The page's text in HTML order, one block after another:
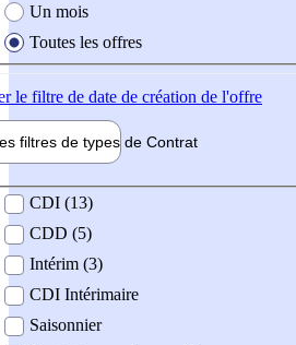
Un mois
Toutes les offres
le filtre de date de création de l'offre
filtres de types de Contrat
contrat
CDI (13)
CDD (5)
Intérim (3)
CDI Intérimaire
Saisonnier